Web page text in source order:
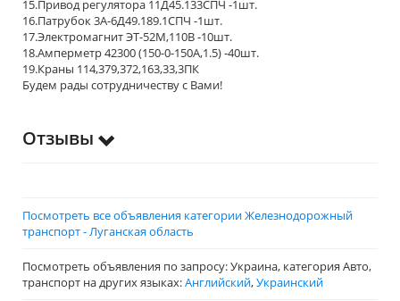
15.Привод регулятора 11Д45.133СПЧ -1шт.
16.Патрубок 3А-6Д49.189.1СПЧ -1шт.
17.Электромагнит ЭТ-52М,110В -10шт.
18.Амперметр 42300 (150-0-150А,1.5) -40шт.
19.Краны 114,379,372,163,33,3ПК
Будем рады сотрудничеству с Вами!
Отзывы
Посмотреть все объявления категории Железнодорожный
транспорт - Луганская область
Посмотреть объявления по запросу: Украина, категория Авто,
транспорт на других языках:Английский,Украинский